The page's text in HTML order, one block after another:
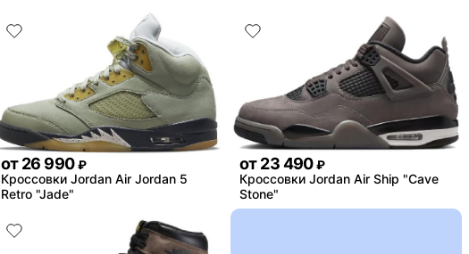
от 26 990 ₽
Кроссовки Jordan Air Jordan 5
Retro "Jade"
от 23 490 ₽
Кроссовки Jordan Air Ship "Cave
Stone"